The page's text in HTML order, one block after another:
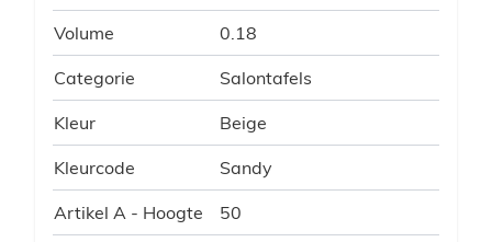
Volume 0.18
Categorie Salontafels
Kleur Beige
Kleurcode Sandy
Artikel A - Hoogte 50